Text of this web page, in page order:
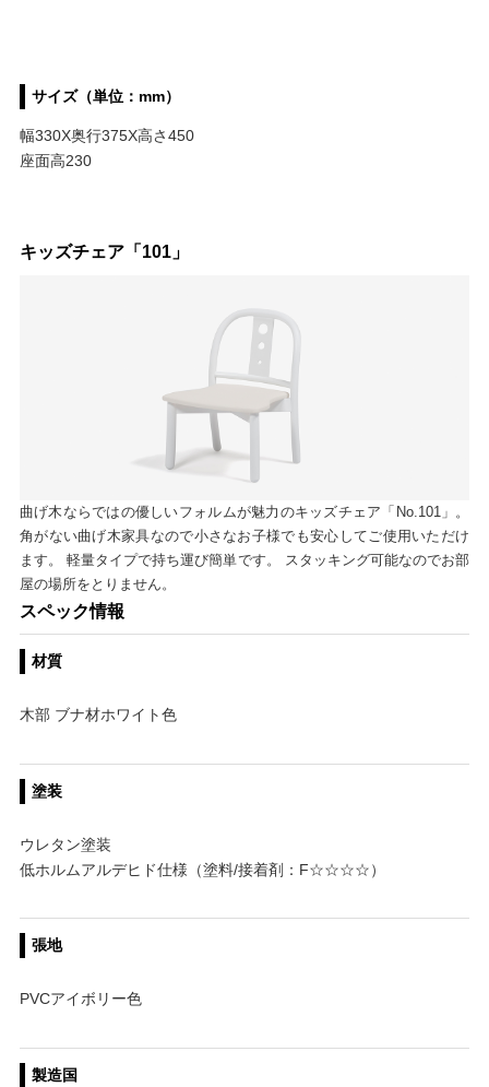
サイズ（単位：mm）
幅330X奥行375X高さ450
座面高230
キッズチェア「101」
曲げ木ならではの優しいフォルムが魅力のキッズチェア「No.101」。
角がない曲げ木家具なので小さなお子様でも安心してご使用いただけ
ます。 軽量タイプで持ち運び簡単です。 スタッキング可能なのでお部
屋の場所をとりません。
スペック情報
材質
木部 ブナ材ホワイト色
塗装
ウレタン塗装
低ホルムアルデヒド仕様（塗料/接着剤：F☆☆☆☆）
張地
PVCアイボリー色
製造国